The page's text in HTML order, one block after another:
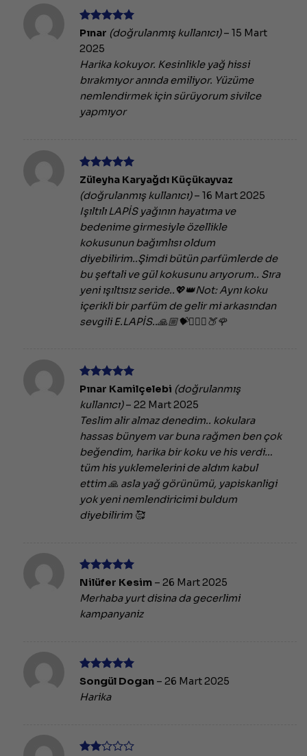
5 üzerinden
5 oy aldı
Pınar (doğrulanmış kullanıcı) – 15 Mart
2025
Harika kokuyor. Kesinlikle yağ hissi
bırakmıyor anında emiliyor. Yüzüme
nemlendirmek için sürüyorum sivilce
yapmıyor
5 üzerinden
5oy aldı
Züleyha Karyağdı Küçükayvaz
(doğrulanmış kullanıcı) – 16 Mart 2025
Işıltılı LAPİS yağının hayatıma ve
bedenime girmesiyle özellikle
kokusunun bağımlısı oldum
diyebilirim..Şimdi bütün parfümlerde de
bu şeftali ve gül kokusunu arıyorum.. Sıra
yeni ışıltısız seride..💖👑Not: Aynı koku
içerikli bir parfüm de gelir mi arkasından
sevgili E.LAPİS..🙏🏼💝🧚🏻‍♀️🍑🌹
5 üzerinden
oy aldı
Pınar Kamilçelebi (doğrulanmış
kullanıcı) – 22 Mart 2025
Teslim alir almaz denedim.. kokulara
hassas bünyem var buna rağmen ben çok
beğendim, harika bir koku ve his verdi…
tüm his yuklemelerini de aldım kabul
ettim 🙏 asla yağ görünümü, yapiskanligi
yok yeni nemlendiricimi buldum
diyebilirim 🥰
5 üzerinden
Nilüfer Kesim – 26 Mart 2025
Merhaba yurt disina da gecerlimi
kampanyaniz
5 üzerinden
5 oy aldı
Songül Dogan – 26 Mart 2025
Harika